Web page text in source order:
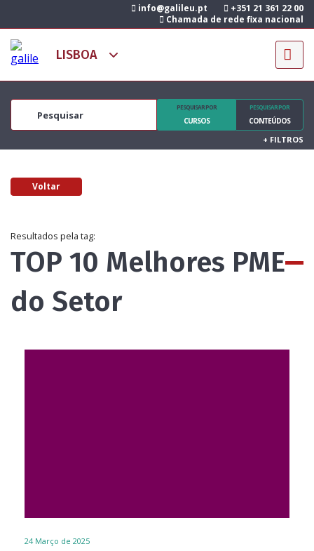
info@galileu.pt
+351 21 361 22 00
Chamada de rede fixa nacional
PESQUISAR POR
CURSOS
PESQUISAR POR
CONTEÚDOS
+ FILTROS
Voltar
Resultados pela tag:
TOP 10 Melhores PME
do Setor
24 Março de 2025